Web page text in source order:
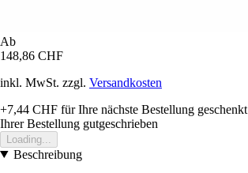
Ab
148,86 CHF
inkl. MwSt. zzgl. Versandkosten
+7,44 CHF für Ihre nächste Bestellung geschenkt
Ihrer Bestellung gutgeschrieben
Loading...
Beschreibung